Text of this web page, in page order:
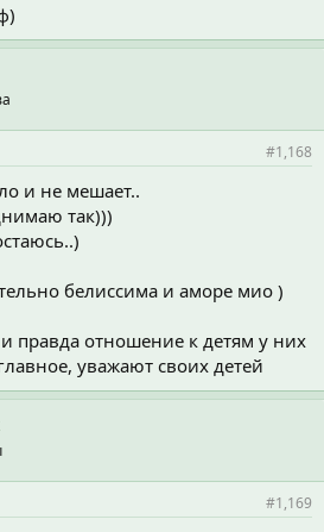
#1,168
и не мешает..
так)))
белиссима и аморе мио )
правда отношение к детям у них
уважают своих детей
#1,169